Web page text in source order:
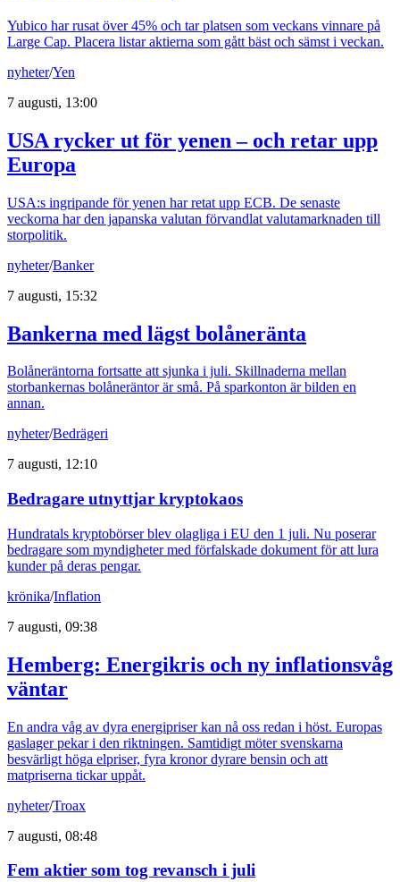
Yubico har rusat över 45% och tar platsen som veckans vinnare på
Large Cap. Placera listar aktierna som gått bäst och sämst i veckan.
nyheter/Yen
7 augusti, 13:00
USA rycker ut för yenen – och retar upp
Europa
USA:s ingripande för yenen har retat upp ECB. De senaste
veckorna har den japanska valutan förvandlat valutamarknaden till
storpolitik.
nyheter/Banker
7 augusti, 15:32
Bankerna med lägst bolåneränta
Bolåneräntorna fortsatte att sjunka i juli. Skillnaderna mellan
storbankernas bolåneräntor är små. På sparkonton är bilden en
annan.
nyheter/Bedrägeri
7 augusti, 12:10
Bedragare utnyttjar kryptokaos
Hundratals kryptobörser blev olagliga i EU den 1 juli. Nu poserar
bedragare som myndigheter med förfalskade dokument för att lura
kunder på deras pengar.
krönika/Inflation
7 augusti, 09:38
Hemberg: Energikris och ny inflationsvåg
väntar
En andra våg av dyra energipriser kan nå oss redan i höst. Europas
gaslager pekar i den riktningen. Samtidigt möter svenskarna
besvärligt höga elpriser, fyra kronor dyrare bensin och att
matpriserna tickar uppåt.
nyheter/Troax
7 augusti, 08:48
Fem aktier som tog revansch i juli